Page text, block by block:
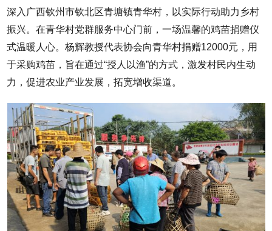
深入广西钦州市钦北区青塘镇青华村，以实际行动助力乡村
振兴。在青华村党群服务中心门前，一场温馨的鸡苗捐赠仪
式温暖人心。杨辉教授代表协会向青华村捐赠12000元，用
于采购鸡苗，旨在通过“授人以渔”的方式，激发村民内生动
力，促进农业产业发展，拓宽增收渠道。